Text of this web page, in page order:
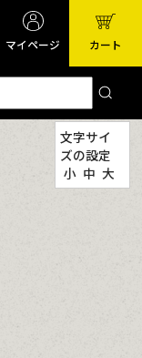
マイページ カート
文字サイ
ズの設定
小 中 大